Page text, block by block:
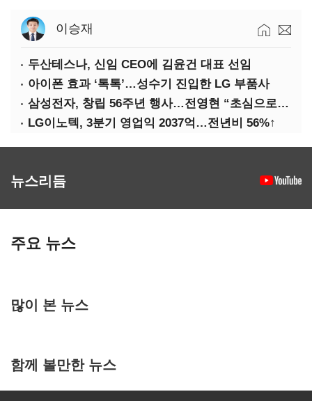
이승재
두산테스나, 신임 CEO에 김윤건 대표 선임
아이폰 효과 ‘톡톡’…성수기 진입한 LG 부품사
삼성전자, 창립 56주년 행사…전영현 “초심으로 경쟁력 회복해야”
LG이노텍, 3분기 영업익 2037억…전년비 56%↑
뉴스리듬
주요 뉴스
많이 본 뉴스
함께 볼만한 뉴스